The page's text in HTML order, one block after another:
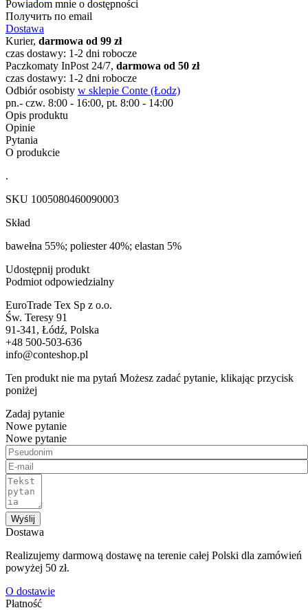
Powiadom mnie o dostępności
Получить по email
Dostawa
Kurier, darmowa od 99 zł
czas dostawy: 1-2 dni robocze
Paczkomaty InPost 24/7, darmowa od 50 zł
czas dostawy: 1-2 dni robocze
Odbiór osobisty w sklepie Conte (Łodz)
pn.- czw. 8:00 - 16:00, pt. 8:00 - 14:00
Opis produktu
Opinie
Pytania
O produkcie
.
SKU 1005080460090003
Skład
bawełna 55%; poliester 40%; elastan 5%
Udostępnij produkt
Podmiot odpowiedzialny
EuroTrade Tex Sp z o.o.
Św. Teresy 91
91-341, Łódź, Polska
+48 500-503-636
info@conteshop.pl
Ten produkt nie ma pytań Możesz zadać pytanie, klikając przycisk
poniżej
Zadaj pytanie
Nowe pytanie
Nowe pytanie
Wyślij
Dostawa
Realizujemy darmową dostawę na terenie całej Polski dla zamówień
powyżej 50 zł.
O dostawie
Płatność